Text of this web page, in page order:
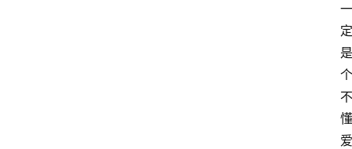
一
定
是
个
不
懂
爱